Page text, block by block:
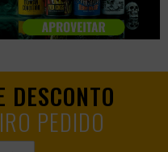
PEDIDO